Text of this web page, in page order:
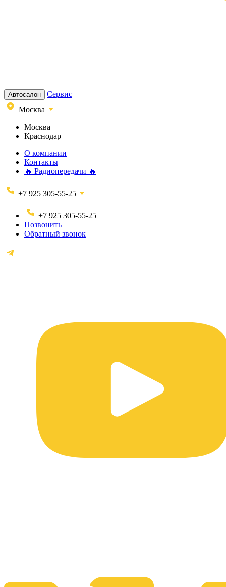
Автосалон
Сервис
Москва
Москва
Краснодар
О компании
Контакты
🔥 Радиопередачи 🔥
+7 925 305-55-25
+7 925 305-55-25
Позвонить
Обратный звонок